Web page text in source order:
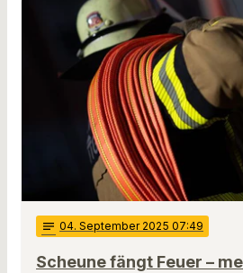
notes 04. September 2025 07:49
Scheune fängt Feuer –